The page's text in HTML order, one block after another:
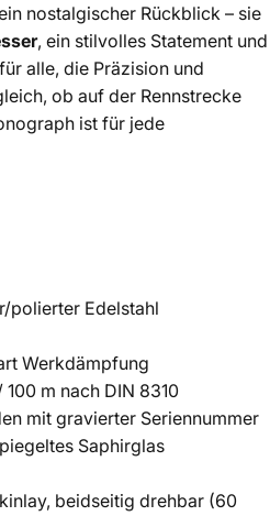
nostalgischer Rückblick – sie
, ein stilvolles Statement und
alle, die Präzision und
ob auf der Rennstrecke
ist für jede
polierter Edelstahl
Werkdämpfung
m nach DIN 8310
mit gravierter Seriennummer
Saphirglas
beidseitig drehbar (60